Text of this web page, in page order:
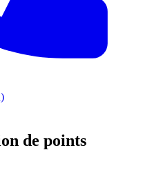
de points